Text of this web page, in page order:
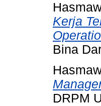
Kerja
Bina
DRPM